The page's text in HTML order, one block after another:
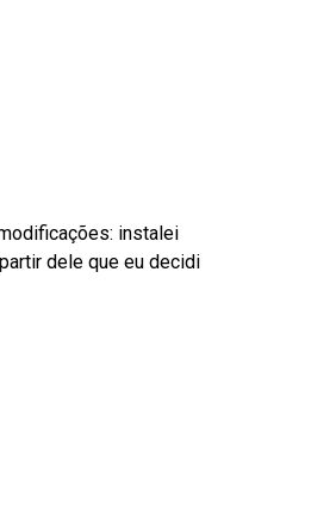
instalei
dele que eu decidi